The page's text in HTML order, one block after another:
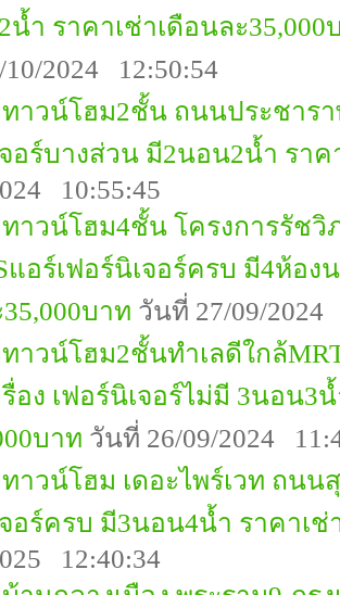
ำ ราคาเช่าเดือนละ
2024 12:50:54
ทาวน์โฮม2ชั้น ถนนประชาร
อร์บางส่วน มี2นอน2น้ำ ราค
10:55:45
ทาวน์โฮม4ชั้น โครงการรัช
แอร์เฟอร์นิเจอร์ครบ มี4ห้อง
บาท วันที่ 27/09/2024
ทาวน์โฮม2ชั้นทำเลดีใกล้
อง เฟอร์นิเจอร์ไม่มี 3นอน3
บาท วันที่ 26/09/2024
ทาวน์โฮม เดอะไพร์เวท ถนน
อร์ครบ มี3นอน4น้ำ ราคาเช่
12:40:34